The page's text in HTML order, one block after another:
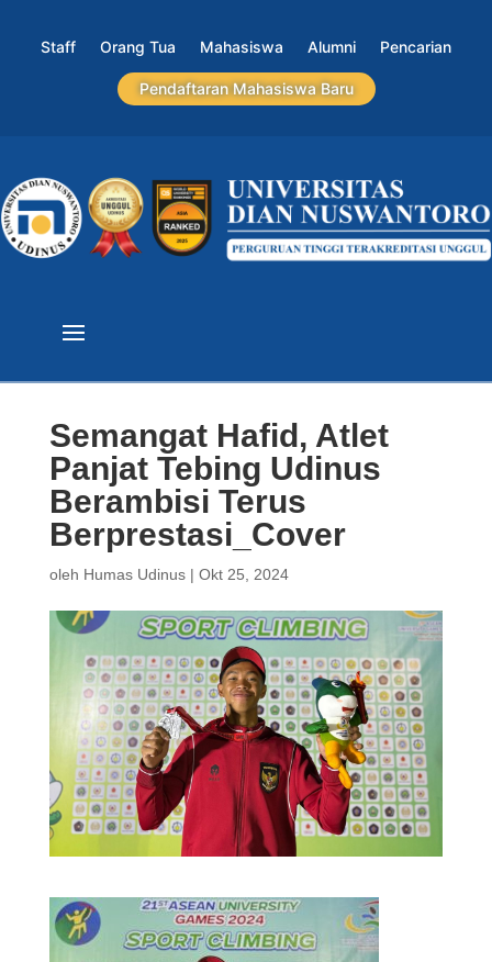
Staff Orang Tua Mahasiswa Alumni Pencarian
Pendaftaran Mahasiswa Baru
Semangat Hafid, Atlet
Panjat Tebing Udinus
Berambisi Terus
Berprestasi_Cover
oleh Humas Udinus| Okt 25, 2024